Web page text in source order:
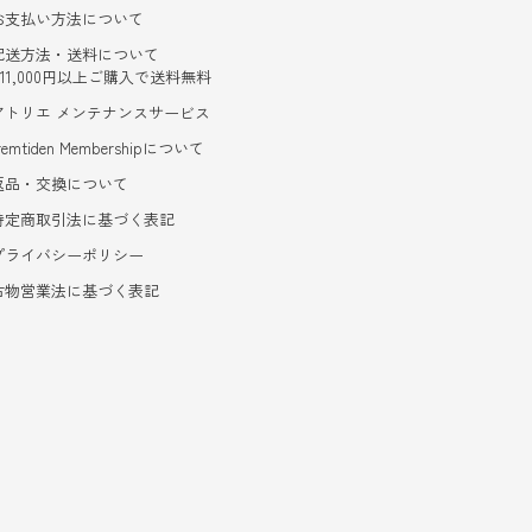
支払い方法について
送方法・送料について
円以上ご購入で送料無料
トリエ メンテナンスサービス
Membershipについて
品・交換について
定商取引法に基づく表記
ライバシーポリシー
物営業法に基づく表記